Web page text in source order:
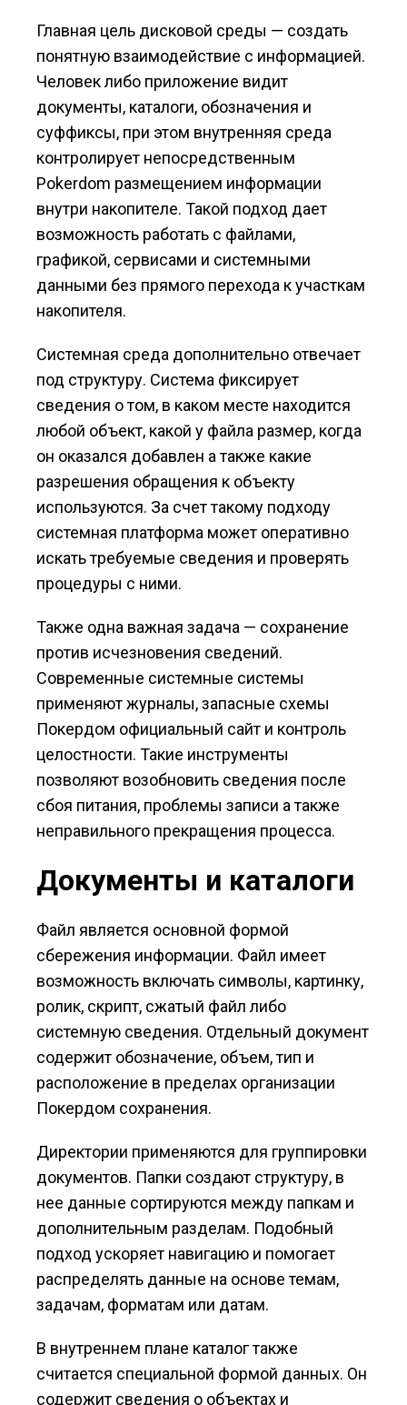
Главная цель дисковой среды — создать
понятную взаимодействие с информацией.
Человек либо приложение видит
документы, каталоги, обозначения и
суффиксы, при этом внутренняя среда
контролирует непосредственным
Pokerdom размещением информации
внутри накопителе. Такой подход дает
возможность работать с файлами,
графикой, сервисами и системными
данными без прямого перехода к участкам
накопителя.
Системная среда дополнительно отвечает
под структуру. Система фиксирует
сведения о том, в каком месте находится
любой объект, какой у файла размер, когда
он оказался добавлен а также какие
разрешения обращения к объекту
используются. За счет такому подходу
системная платформа может оперативно
искать требуемые сведения и проверять
процедуры с ними.
Также одна важная задача — сохранение
против исчезновения сведений.
Современные системные системы
применяют журналы, запасные схемы
Покердом официальный сайт и контроль
целостности. Такие инструменты
позволяют возобновить сведения после
сбоя питания, проблемы записи а также
неправильного прекращения процесса.
Документы и каталоги
Файл является основной формой
сбережения информации. Файл имеет
возможность включать символы, картинку,
ролик, скрипт, сжатый файл либо
системную сведения. Отдельный документ
содержит обозначение, объем, тип и
расположение в пределах организации
Покердом сохранения.
Директории применяются для группировки
документов. Папки создают структуру, в
нее данные сортируются между папкам и
дополнительным разделам. Подобный
подход ускоряет навигацию и помогает
распределять данные на основе темам,
задачам, форматам или датам.
В внутреннем плане каталог также
считается специальной формой данных. Он
содержит сведения о объектах и